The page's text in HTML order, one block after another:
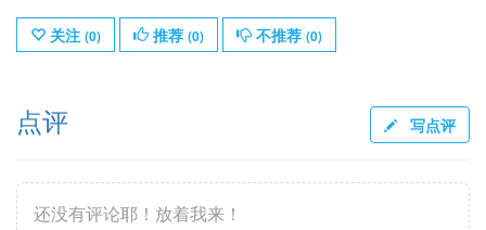
关注 (0) 推荐 (0) 不推荐 (0)
点评 写点评
还没有评论耶！放着我来！